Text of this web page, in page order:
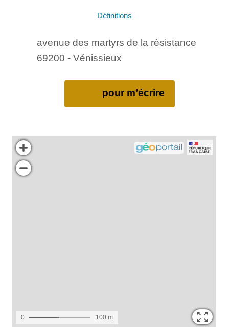
Définitions
avenue des martyrs de la résistance
69200 - Vénissieux
pour m’écrire